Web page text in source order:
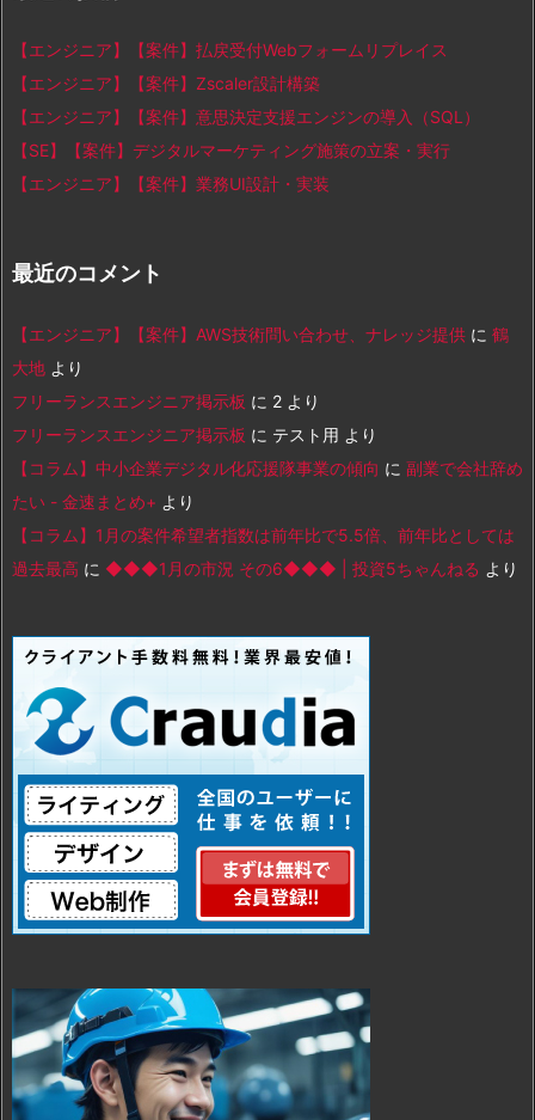
【エンジニア】【案件】払戻受付Webフォームリプレイス
【エンジニア】【案件】Zscaler設計構築
【エンジニア】【案件】意思決定支援エンジンの導入（SQL）
【SE】【案件】デジタルマーケティング施策の立案・実行
【エンジニア】【案件】業務UI設計・実装
最近のコメント
【エンジニア】【案件】AWS技術問い合わせ、ナレッジ提供 に 鶴
大地 より
フリーランスエンジニア掲示板 に 2 より
フリーランスエンジニア掲示板 に テスト用 より
【コラム】中小企業デジタル化応援隊事業の傾向 に 副業で会社辞め
たい - 金速まとめ+ より
【コラム】1月の案件希望者指数は前年比で5.5倍、前年比としては
過去最高 に ◆◆◆1月の市況 その6◆◆◆ | 投資5ちゃんねる より